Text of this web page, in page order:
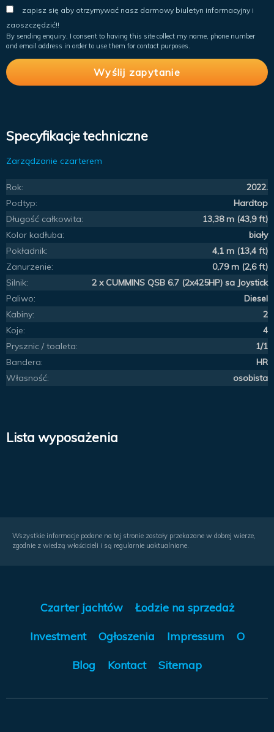
zapisz się aby otrzymywać nasz darmowy biuletyn informacyjny i
zaoszczędzić!!
By sending enquiry, I consent to having this site collect my name, phone number
and email address in order to use them for contact purposes.
Specyfikacje techniczne
Zarządzanie czarterem
Rok:
2022.
Podtyp:
Hardtop
Długość całkowita:
13,38 m (43,9 ft)
Kolor kadłuba:
biały
Pokładnik:
4,1 m (13,4 ft)
Zanurzenie:
0,79 m (2,6 ft)
Silnik:
2 x CUMMINS QSB 6.7 (2x425HP) sa Joystick
Paliwo:
Diesel
Kabiny:
2
Koje:
4
Prysznic / toaleta:
1/1
Bandera:
HR
Własność:
osobista
Lista wyposażenia
Wszystkie informacje podane na tej stronie zostały przekazane w dobrej wierze,
zgodnie z wiedzą właścicieli i są regularnie uaktualniane.
Czarter jachtów Łodzie na sprzedaż
Investment Ogłoszenia Impressum O
Blog Kontact Sitemap